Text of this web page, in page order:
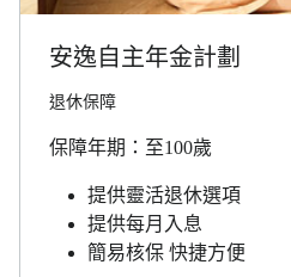
安逸自主年金計劃
退休保障
保障年期：至100歲
提供靈活退休選項
提供每月入息
簡易核保 快捷方便